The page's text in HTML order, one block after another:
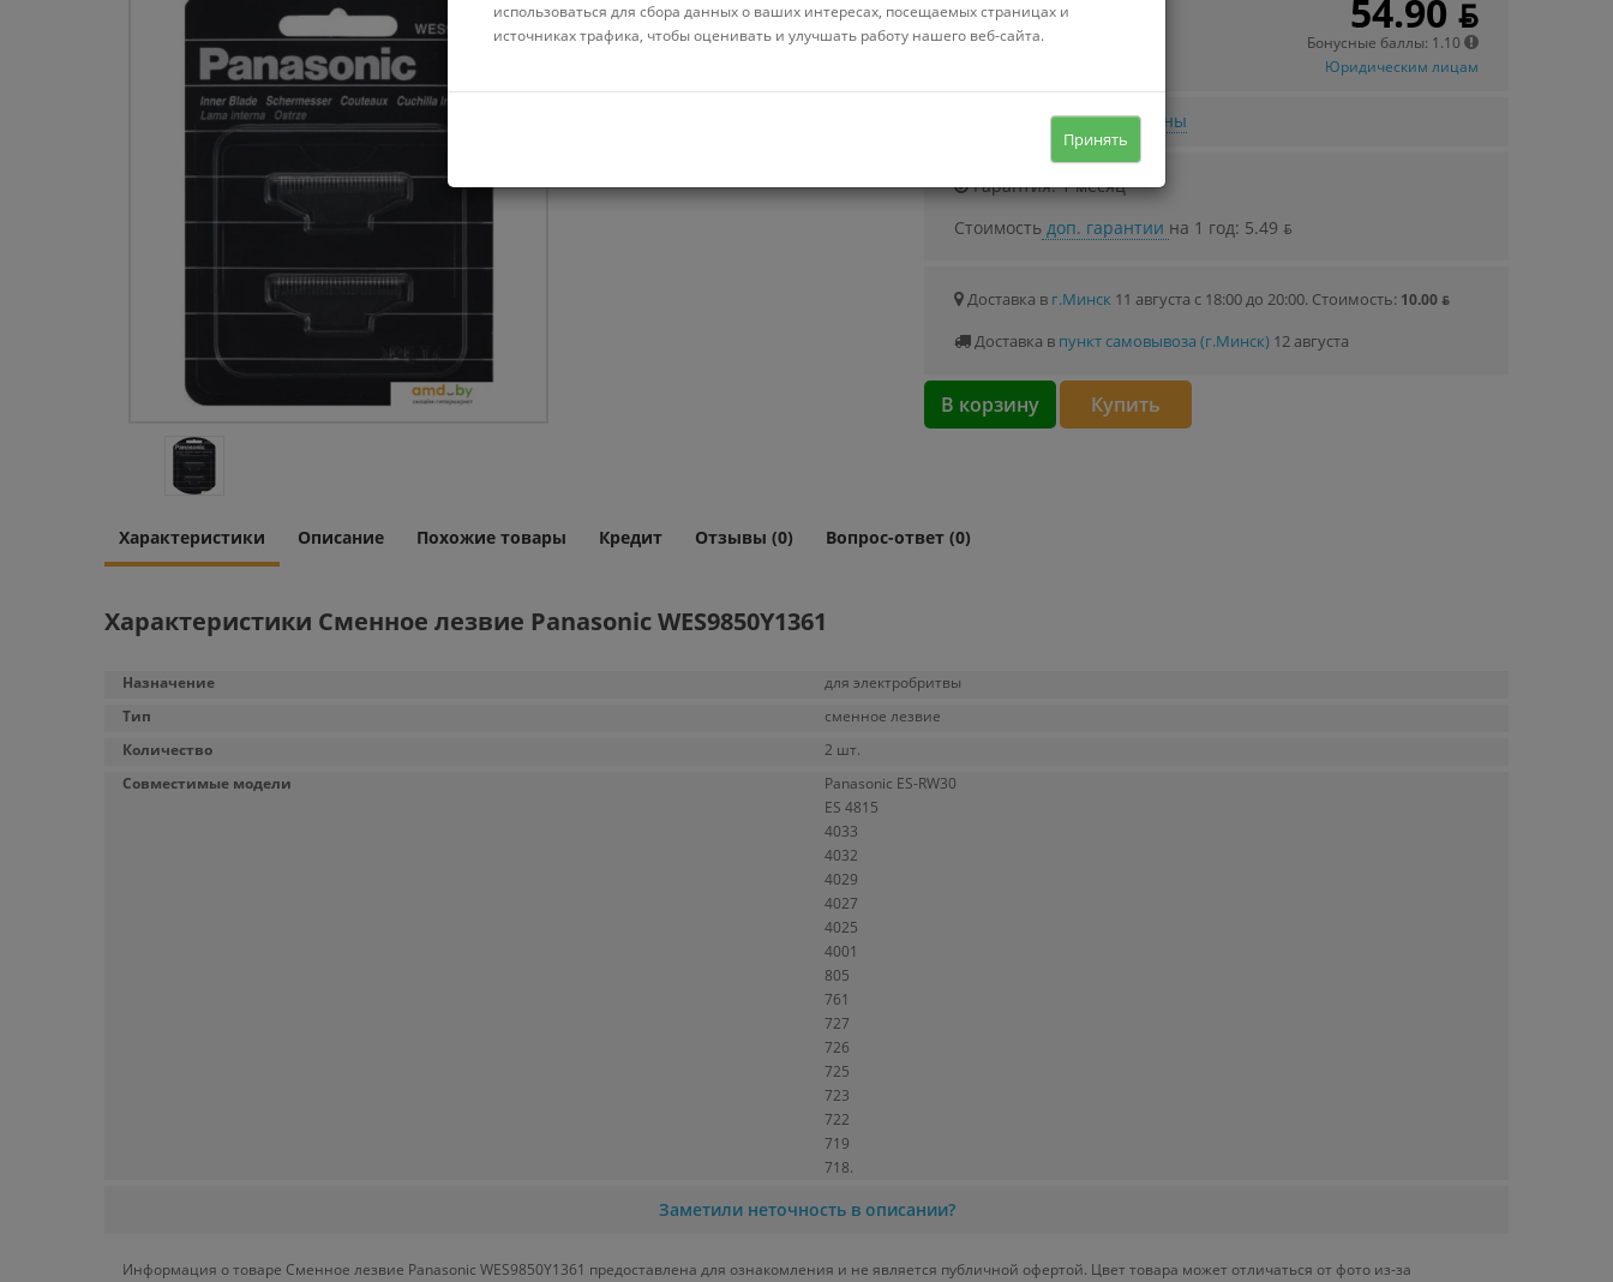
Можно купить в кредит
Стоимость от 0.85 ƃ/мec.
54.90 ƃ
Бонусные баллы: 1.10
Юридическим лицам
Узнать о снижении цены
Гарантия: 1 месяц
Стоимостьдоп. гарантии на 1 год: 5.49 ƃ
Доставка в г.Минск 11 августа с 18:00 до 20:00. Стоимость: 10.00 ƃ
Доставка в пункт самовывоза (г.Минск)12 августа
В корзину Купить
Характеристики Описание Похожие товары Кредит Отзывы (0) Вопрос-ответ (0)
Характеристики Сменное лезвие Panasonic WES9850Y1361
Назначение
для электробритвы
Тип
сменное лезвие
Количество
2 шт.
Совместимые модели
Panasonic ES-RW30
ES 4815
4033
4032
4029
4027
4025
4001
805
761
727
726
725
723
722
719
718.
Заметили неточность в описании?
Информация о товаре Сменное лезвие Panasonic WES9850Y1361 предоставлена для ознакомления и не является публичной офертой. Цвет товара может отличаться от фото из-за
использоваться для сбора данных о ваших интересах, посещаемых страницах и
источниках трафика, чтобы оценивать и улучшать работу нашего веб-сайта.
Принять